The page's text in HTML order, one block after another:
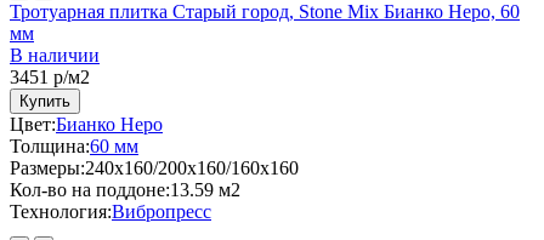
Тротуарная плитка Старый город, Stone Mix Бианко Неро, 60
мм
В наличии
3451 р/м2
Купить
Цвет:Бианко Неро
Толщина:60 мм
Размеры:240x160/200x160/160x160
Кол-во на поддоне:13.59 м2
Технология:Вибропресс